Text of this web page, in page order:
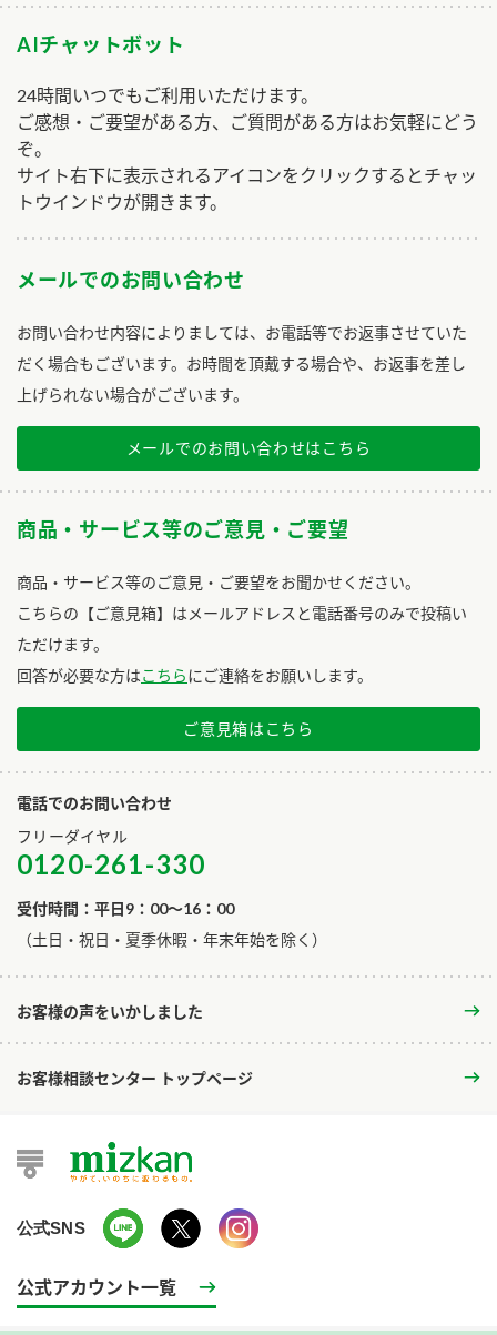
AIチャットボット
24時間いつでもご利用いただけます。
ご感想・ご要望がある方、ご質問がある方はお気軽にどう
ぞ。
サイト右下に表示されるアイコンをクリックするとチャッ
トウインドウが開きます。
メールでのお問い合わせ
お問い合わせ内容によりましては、お電話等でお返事させていた
だく場合もございます。お時間を頂戴する場合や、お返事を差し
上げられない場合がございます。
メールでのお問い合わせはこちら
商品・サービス等のご意見・ご要望
商品・サービス等のご意見・ご要望をお聞かせください。
こちらの【ご意見箱】はメールアドレスと電話番号のみで投稿い
ただけます。
回答が必要な方はこちらにご連絡をお願いします。
ご意見箱はこちら
電話でのお問い合わせ
フリーダイヤル
0120-261-330
受付時間：平日9：00～16：00
​（土日・祝日・夏季休暇・年末年始を除く）
お客様の声をいかしました
お客様相談センター トップページ
公式SNS
公式アカウント一覧